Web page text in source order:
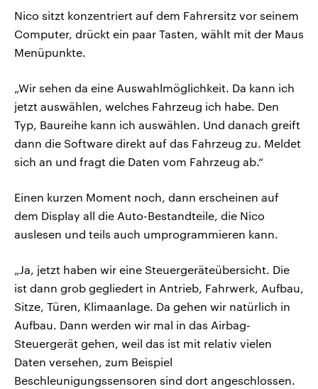
Nico sitzt konzentriert auf dem Fahrersitz vor seinem
Computer, drückt ein paar Tasten, wählt mit der Maus
Menüpunkte.
„Wir sehen da eine Auswahlmöglichkeit. Da kann ich
jetzt auswählen, welches Fahrzeug ich habe. Den
Typ, Baureihe kann ich auswählen. Und danach greift
dann die Software direkt auf das Fahrzeug zu. Meldet
sich an und fragt die Daten vom Fahrzeug ab.“
Einen kurzen Moment noch, dann erscheinen auf
dem Display all die Auto-Bestandteile, die Nico
auslesen und teils auch umprogrammieren kann.
„Ja, jetzt haben wir eine Steuergeräteübersicht. Die
ist dann grob gegliedert in Antrieb, Fahrwerk, Aufbau,
Sitze, Türen, Klimaanlage. Da gehen wir natürlich in
Aufbau. Dann werden wir mal in das Airbag-
Steuergerät gehen, weil das ist mit relativ vielen
Daten versehen, zum Beispiel
Beschleunigungssensoren sind dort angeschlossen.